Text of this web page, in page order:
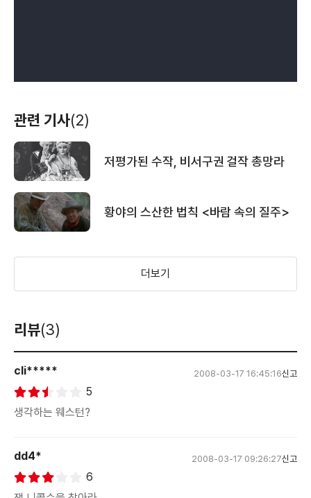
관련 기사(2)
저평가된 수작, 비서구권 걸작 총망라
황야의 스산한 법칙 <바람 속의 질주>
더보기
리뷰(3)
cli***** 2008-03-17 16:45:16신고
5
생각하는 웨스턴?
dd4* 2008-03-17 09:26:27신고
6